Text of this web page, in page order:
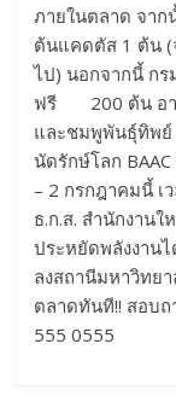
ภายในตลาด จาก
ต้นแคดตัส 1 ต้น (
ไป) นอกจากนี้ ก
ฟรี 200 ต้น อาทิ
และชมพูพันธุ์ทิพย์
นัดรักษ์โลก
– 2 กรกฎาคมนี้ เ
ธ.ก.ส. สำนักงาน
ประหยัดพลังงาน
ลงสถานีมหาวิทย
ตลาดทันที!! สอบถ
555 0555